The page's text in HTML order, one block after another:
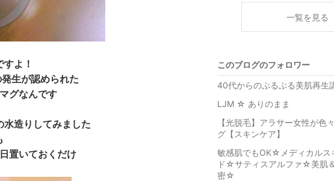
よ！
生が認められた
グなんです
水造りしてみました
置いておくだけ
一覧を見る
このブログのフォロワー
40代からのぷるぷる美肌再生
LJM ☆ ありのまま
【光脱毛】アラサー女性が色
グ【スキンケア】
敏感肌でもOK☆メディカルス
ド☆サティスアルファ☆美肌
密☆